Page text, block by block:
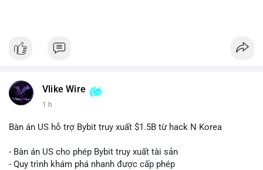
Vlike Wire
1 h
Bàn án US hỗ trợ Bybit truy xuất $1.5B từ hack N Korea
- Bàn án US cho phép Bybit truy xuất tài sản
- Quy trình khám phá nhanh được cấp phép